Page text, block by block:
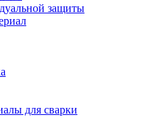
защиты
для сварки